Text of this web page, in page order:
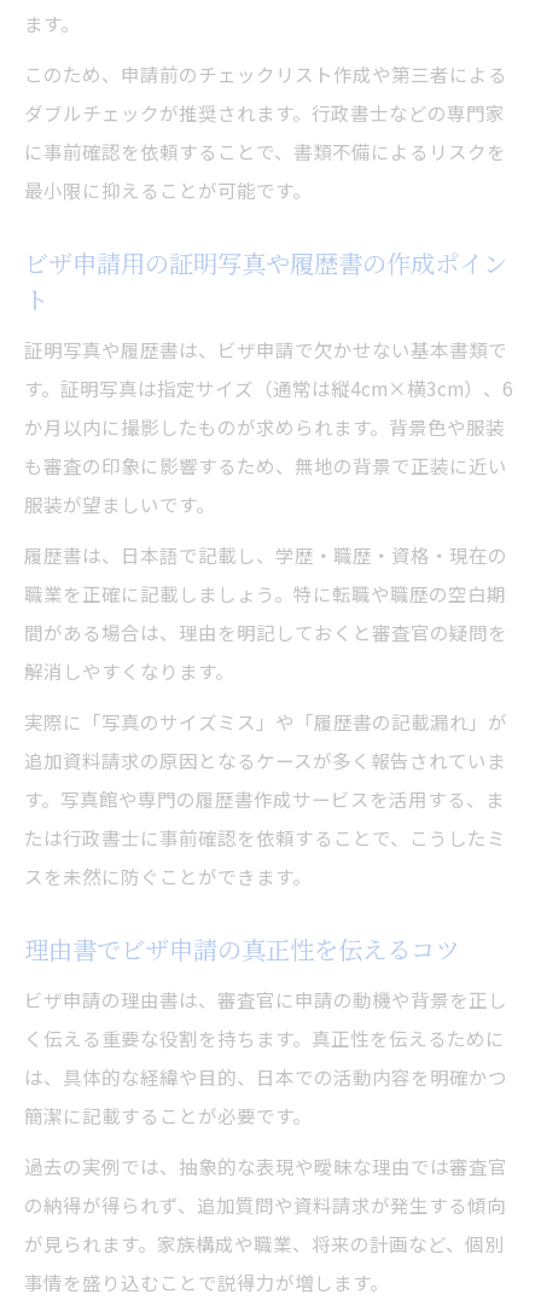
ます。
このため、申請前のチェックリスト作成や第三者による
ダブルチェックが推奨されます。行政書士などの専門家
に事前確認を依頼することで、書類不備によるリスクを
最小限に抑えることが可能です。
ビザ申請用の証明写真や履歴書の作成ポイン
ト
証明写真や履歴書は、ビザ申請で欠かせない基本書類で
す。証明写真は指定サイズ（通常は縦4cm×横3cm）、6
か月以内に撮影したものが求められます。背景色や服装
も審査の印象に影響するため、無地の背景で正装に近い
服装が望ましいです。
履歴書は、日本語で記載し、学歴・職歴・資格・現在の
職業を正確に記載しましょう。特に転職や職歴の空白期
間がある場合は、理由を明記しておくと審査官の疑問を
解消しやすくなります。
実際に「写真のサイズミス」や「履歴書の記載漏れ」が
追加資料請求の原因となるケースが多く報告されていま
す。写真館や専門の履歴書作成サービスを活用する、ま
たは行政書士に事前確認を依頼することで、こうしたミ
スを未然に防ぐことができます。
理由書でビザ申請の真正性を伝えるコツ
ビザ申請の理由書は、審査官に申請の動機や背景を正し
く伝える重要な役割を持ちます。真正性を伝えるために
は、具体的な経緯や目的、日本での活動内容を明確かつ
簡潔に記載することが必要です。
過去の実例では、抽象的な表現や曖昧な理由では審査官
の納得が得られず、追加質問や資料請求が発生する傾向
が見られます。家族構成や職業、将来の計画など、個別
事情を盛り込むことで説得力が増します。